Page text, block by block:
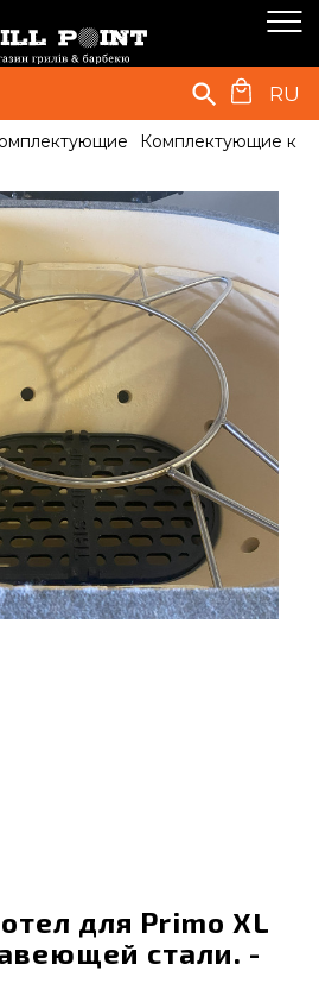
RU
Комплектующие к
для Primo XL
стали. -